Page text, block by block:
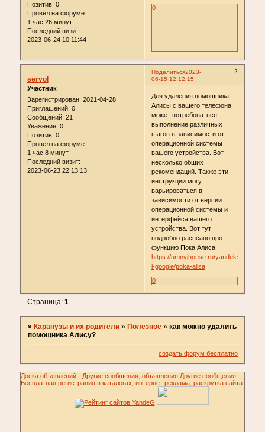
Позитив: 0
Провел на форуме:
1 час 26 минут
Последний визит:
2023-06-24 10:11:44
0
Поделиться 2
2023-
06-15 12:12:15
servol
Участник
Зарегистрирован: 2021-04-28
Приглашений: 0
Сообщений: 21
Уважение: 0
Позитив: 0
Провел на форуме:
1 час 8 минут
Последний визит:
2023-06-23 22:13:13
Для удаления помощника
Алисы с вашего телефона
может потребоваться
выполнение различных
шагов в зависимости от
операционной системы
вашего устройства. Вот
несколько общих
рекомендаций. Также эти
инструкции могут
варьироваться в
зависимости от версии
операционной системы и
интерфейса вашего
устройства. Вот тут
подробно распсано про
функцию Пока Алиса
https://umnyjhouse.ru/yandeks-
i-google/poka-alisa
0
Страница: 1
» Карапузы и их родители » Полезное » как можно удалить
помощника Алису?
создать форум бесплатно
Доска объявлений - Другие сообщения, объявления Другие сообщения
Бесплатная регистрация в каталогах, интернет реклама, раскрутка сайта.